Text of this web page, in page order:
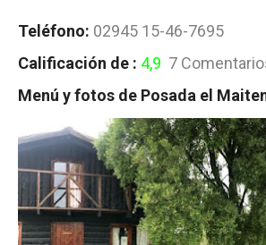
Teléfono: 02945 15-46-7695
Calificación de : 4,9 7
Menú y fotos de Posada el